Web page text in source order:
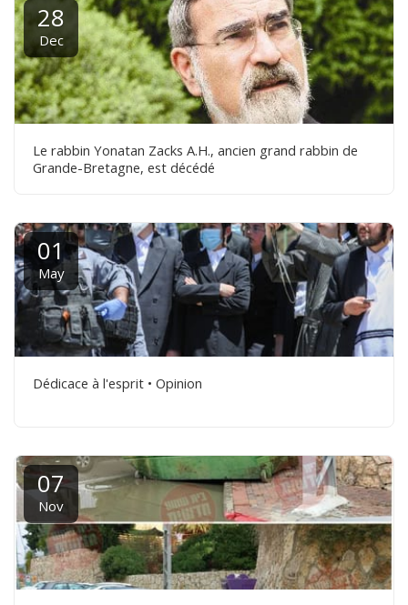
28
Dec
Le rabbin Yonatan Zacks A.H., ancien grand rabbin de
Grande-Bretagne, est décédé
01
May
Dédicace à l'esprit • Opinion
07
Nov